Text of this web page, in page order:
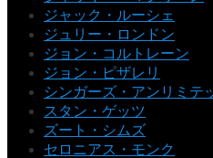
ジャック・ルーシェ
ジュリー・ロンドン
ジョン・コルトレーン
ジョン・ピザレリ
シンガーズ・アンリミテ
スタン・ゲッツ
ズート・シムズ
セロニアス・モンク